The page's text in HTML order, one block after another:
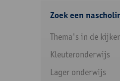
Zoek een
Thema's in de kijker
Kleuteronderwijs
Lager onderwijs